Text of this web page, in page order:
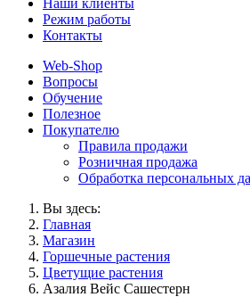
Наши клиенты
Режим работы
Контакты
Web-Shop
Вопросы
Обучение
Полезное
Покупателю
Правила продажи
Розничная продажа
Обработка персональных
Вы здесь:
Главная
Магазин
Горшечные растения
Цветущие растения
Азалия Вейс Сашестерн